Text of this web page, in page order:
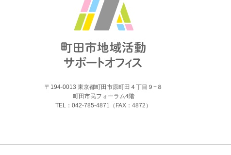
〒194-0013 東京都町田市原町田４丁目９−８
町田市民フォーラム4階
TEL：042-785-4871（FAX：4872）